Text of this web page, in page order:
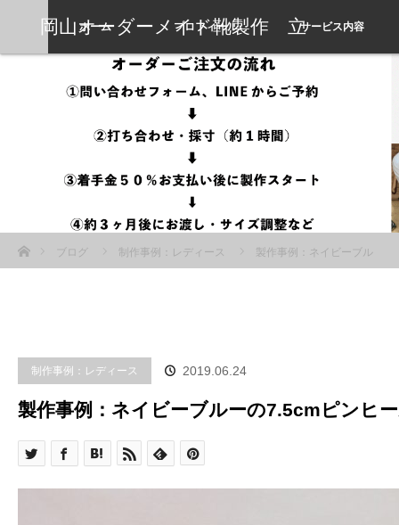
岡山オーダーメイド靴製作 立
岡靴工房
ホーム プロフィール サービス内容
ブログ
制作事例：レディース 製作事例：ネイビーブル
制作事例：レディース 2019.06.24
製作事例：ネイビーブルーの7.5cmピンヒ